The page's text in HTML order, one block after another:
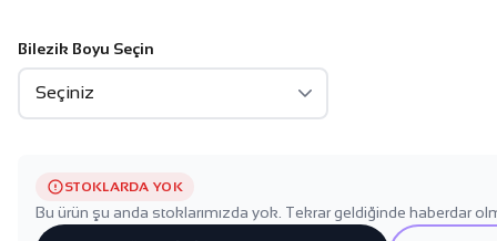
Bilezik Boyu Seçin
STOKLARDA YOK
Bu ürün şu anda stoklarımızda yok. Tekrar geldiğinde haberdar